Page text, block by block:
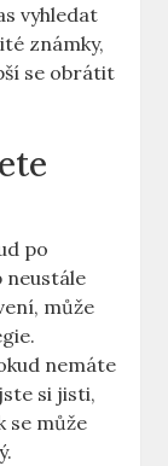
vyhledat
známky,
se obrátit
po
neustále
může
nemáte
si jisti,
se může